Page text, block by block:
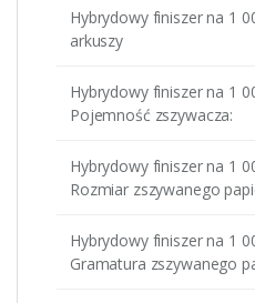
Hybrydowy finiszer na 1
arkuszy
Hybrydowy finiszer na 1
Pojemność zszywacza:
Hybrydowy finiszer na 1
Rozmiar zszywanego
Hybrydowy finiszer na 1
Gramatura zszywanego